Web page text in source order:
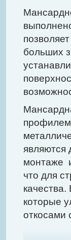
больших
являются
монтаже
что для
которые
откосами